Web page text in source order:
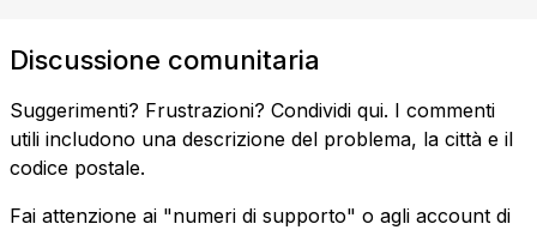
Discussione comunitaria
Suggerimenti? Frustrazioni? Condividi qui. I commenti
utili includono una descrizione del problema, la città e il
codice postale.
Fai attenzione ai "numeri di supporto" o agli account di